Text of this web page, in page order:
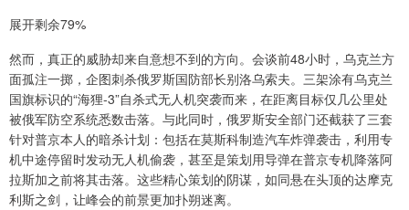
展开剩余79%
然而，真正的威胁却来自意想不到的方向。会谈前48小时，乌克兰方
面孤注一掷，企图刺杀俄罗斯国防部长别洛乌索夫。三架涂有乌克兰
国旗标识的“海狸-3”自杀式无人机突袭而来，在距离目标仅几公里处
被俄军防空系统悉数击落。与此同时，俄罗斯安全部门还截获了三套
针对普京本人的暗杀计划：包括在莫斯科制造汽车炸弹袭击，利用专
机中途停留时发动无人机偷袭，甚至是策划用导弹在普京专机降落阿
拉斯加之前将其击落。这些精心策划的阴谋，如同悬在头顶的达摩克
利斯之剑，让峰会的前景更加扑朔迷离。